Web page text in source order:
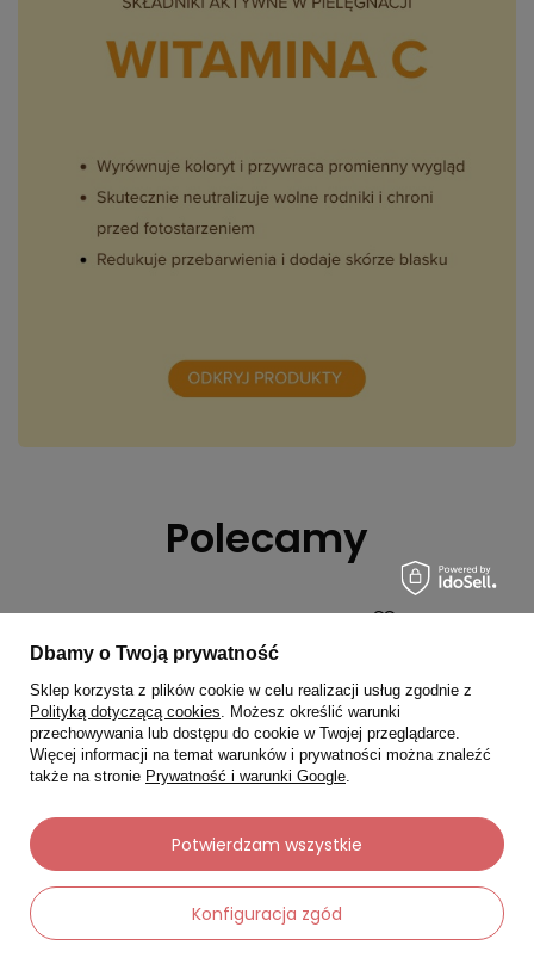
Polecamy
KORRES
Okazja
Dbamy o Twoją prywatność
Sklep korzysta z plików cookie w celu realizacji usług zgodnie z
Polityką dotyczącą cookies. Możesz określić warunki
przechowywania lub dostępu do cookie w Twojej przeglądarce.
Więcej informacji na temat warunków i prywatności można znaleźć
także na stronie Prywatność i warunki Google.
Konfiguracja zgód
Potwierdzam wszystkie